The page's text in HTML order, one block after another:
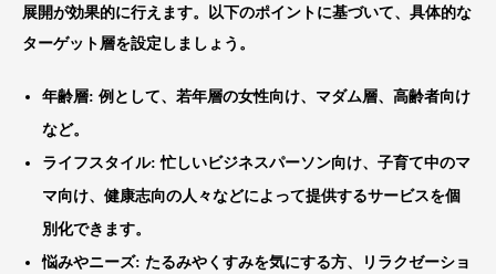
展開が効果的に行えます。以下のポイントに基づいて、具体的な
ターゲット層を設定しましょう。
年齢層: 例として、若年層の女性向け、マダム層、高齢者向け
など。
ライフスタイル: 忙しいビジネスパーソン向け、子育て中のマ
マ向け、健康志向の人々などによって提供するサービスを個
別化できます。
悩みやニーズ: たるみやくすみを気にする方、リラクゼーショ